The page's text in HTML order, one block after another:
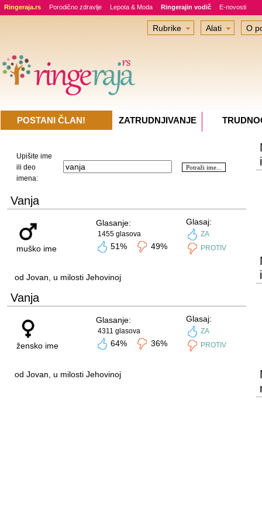
Ringeraja.rs Porodično zdravlje Lepota & Moda Ringerajin vodič E-novosti
Upišite ime
ili deo
imena:
Vanja
muško ime
Glasanje:
1455 glasova
51% 49%
Glasaj:
ZA
PROTIV
od Jovan, u milosti Jehovinoj
Vanja
žensko ime
Glasanje:
4311 glasova
64% 36%
Glasaj:
ZA
PROTIV
od Jovan, u milosti Jehovinoj
Rubrike Alati O
POSTANI ČLAN! ZATRUDNJIVANJE